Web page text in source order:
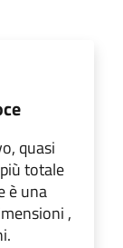
quasi
totale
è una
,